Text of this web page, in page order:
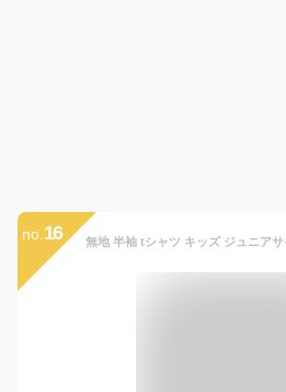
no. 16